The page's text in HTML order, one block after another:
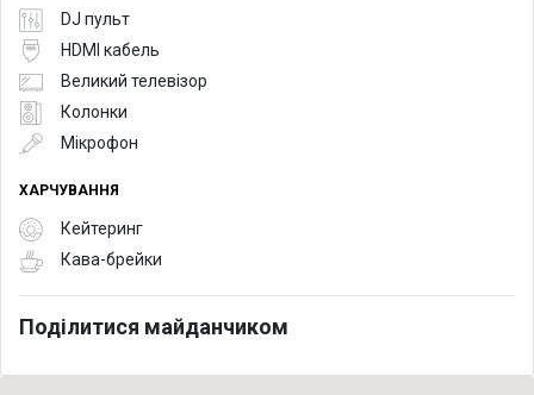
DJ пульт
HDMI кабель
Великий телевізор
Колонки
Мікрофон
ХАРЧУВАННЯ
Кейтеринг
Кава-брейки
Поділитися майданчиком